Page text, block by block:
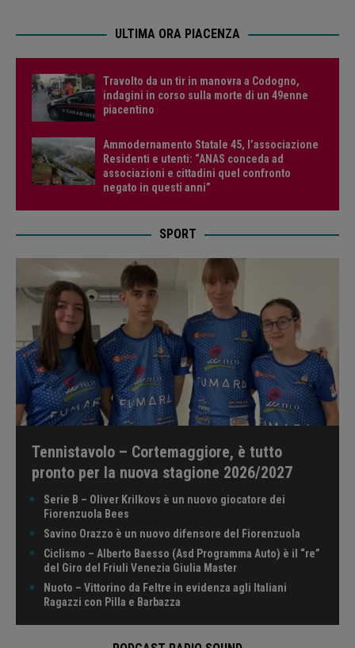
ULTIMA ORA PIACENZA
Travolto da un tir in manovra a Codogno,
indagini in corso sulla morte di un 49enne
piacentino
Ammodernamento Statale 45, l’associazione
Residenti e utenti: “ANAS conceda ad
associazioni e cittadini quel confronto
negato in questi anni”
SPORT
Tennistavolo – Cortemaggiore, è tutto
pronto per la nuova stagione 2026/2027
Serie B – Oliver Krilkovs è un nuovo giocatore dei
Fiorenzuola Bees
Savino Orazzo è un nuovo difensore del Fiorenzuola
Ciclismo – Alberto Baesso (Asd Programma Auto) è il “re”
del Giro del Friuli Venezia Giulia Master
Nuoto – Vittorino da Feltre in evidenza agli Italiani
Ragazzi con Pilla e Barbazza